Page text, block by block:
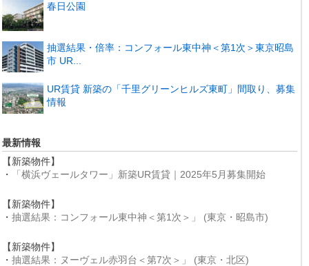
春日公園
抽選結果・倍率：コンフォール東中神＜第1次＞東京昭島
市 UR...
UR賃貸 新築の「千里グリーンヒルズ東町」間取り、募集
情報
最新情報
【新築物件】
・
「横浜ヴェールタワー」新築UR賃貸｜2025年5月募集開始
【新築物件】
・ 抽選結果：コンフォール東中神＜第1次＞」 (東京・昭島市)
【新築物件】
・ 抽選結果：ヌーヴェル赤羽台＜第7次＞」 (東京・北区)